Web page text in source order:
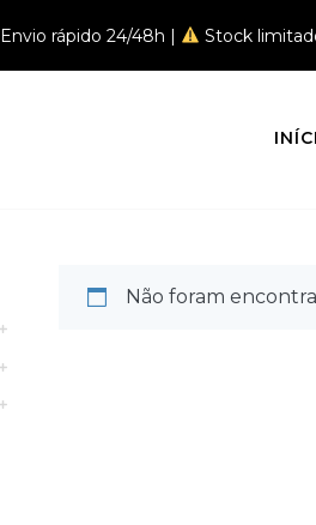
Envio rápido 24/48h | Stock
Não foram